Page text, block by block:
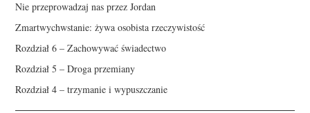
Nie przeprowadzaj nas przez Jordan
Zmartwychwstanie: żywa osobista rzeczywistość
Rozdział 6 – Zachowywać świadectwo
Rozdział 5 – Droga przemiany
Rozdział 4 – trzymanie i wypuszczanie